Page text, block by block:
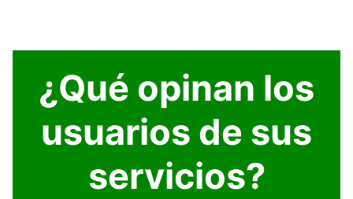
¿Qué opinan los
usuarios de sus
servicios?